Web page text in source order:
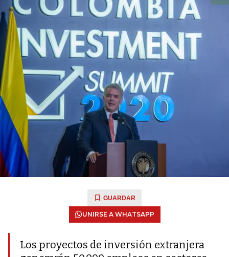
GUARDAR
UNIRSE A WHATSAPP
Los proyectos de inversión extranjera